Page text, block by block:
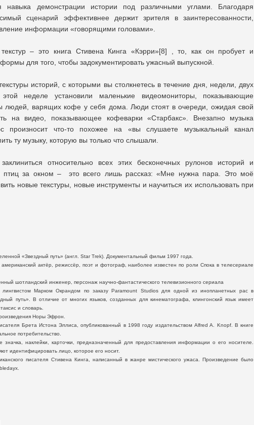
навыка демонстрации истории под различными углами. Благодаря
сценарий эффективнее держит зрителя в заинтересованности,
информации «говорящими головами».
– это книга Стивена Кинга «Кэрри»[8] , то, как он пробует и
для того, чтобы задокументировать ужасный выпускной.
историй, с которыми вы столкнетесь в течение дня, недели, двух
неделе установили маленькие видеомониторы, показывающие
людей, варящих кофе у себя дома. Люди стоят в очереди, ожидая свой
на видео, показывающее кофеварки «Старбакс». Внезапно музыка
произносит что-то похожее на «вы слушаете музыкальный канал
ту музыку, которую вы только что слышали.
относительно всех этих бесконечных рулонов историй и
птиц за окном – это всего лишь рассказ: «Мне нужна пара. Это моё
новые текстуры, новые инструменты и научиться их использовать при
«Звездный путь» (англ. Star Trek). Документальный фильм 1997 года.
актёр, режиссёр, поэт и фотограф, наиболее известен по роли Спока в телесериале
шотландский инженер, персонаж научно-фантастического телевизионного сериала
лингвистом Марком Окрандом по заказу Paramount Studios для одной из инопланетных рас в
путь». В отличие от многих языков, созданных для кинематографа, клингонский язык имеет
и словарь.
Норы Эфрон.
Брета Истона Эллиса, опубликованный в 1998 году издательством Alfred A. Knopf. В книге
потребительство.
наклейки, карточки, предназначенный для предоставления информации о его носителе.
идентифицировать лицо, которое его носит.
писателя Стивена Кинга, написанный в жанре мистического ужаса. Произведение было